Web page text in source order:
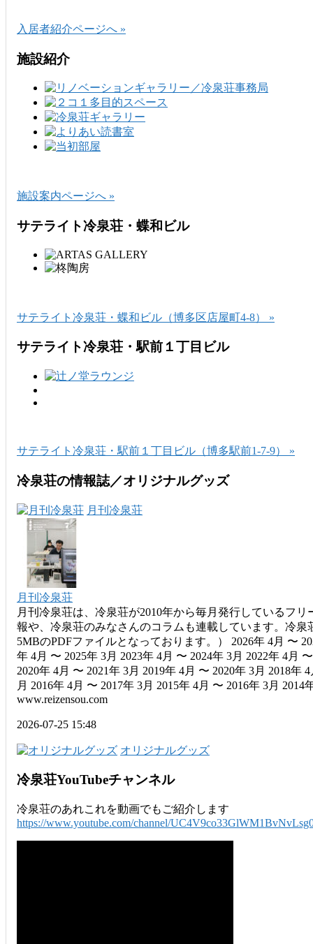
入居者紹介ページへ »
施設紹介
施設案内ページへ »
サテライト冷泉荘・蝶和ビル
サテライト冷泉荘・蝶和ビル（博多区店屋町4-8） »
サテライト冷泉荘・駅前１丁目ビル
サテライト冷泉荘・駅前１丁目ビル（博多駅前1-7-9） »
冷泉荘の情報誌／オリジナルグッズ
月刊冷泉荘
月刊冷泉荘
月刊冷泉荘は、冷泉荘が2010年から毎月発行しているフ
報や、冷泉荘のみなさんのコラムも連載しています。冷
5MBのPDFファイルとなっております。） 2026年 4月 〜
年 4月 〜 2025年 3月 2023年 4月 〜 2024年 3月 2022年 4月
2020年 4月 〜 2021年 3月 2019年 4月 〜 2020年 3月 2018年
月 2016年 4月 〜 2017年 3月 2015年 4月 〜 2016年 3月 2014
www.reizensou.com
2026-07-25 15:48
オリジナルグッズ
冷泉荘YouTubeチャンネル
冷泉荘のあれこれを動画でもご紹介します
https://www.youtube.com/channel/